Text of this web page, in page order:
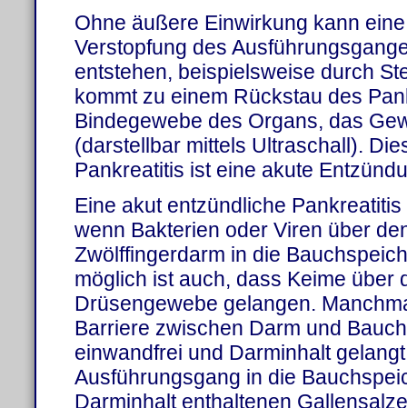
Ohne äußere Einwirkung kann
Verstopfung des
entstehen, beispielsweise durch
kommt zu einem Rückstau des
Bindegewebe des Organs, das
(darstellbar mittels Ultraschall).
Pankreatitis ist eine akute
Eine akut entzündliche
wenn Bakterien oder Viren über
Zwölffingerdarm in die
möglich ist auch, dass Keime über
Drüsengewebe gelangen.
Barriere zwischen Darm und
einwandfrei und Darminhalt
Ausführungsgang in die
Darminhalt enthaltenen